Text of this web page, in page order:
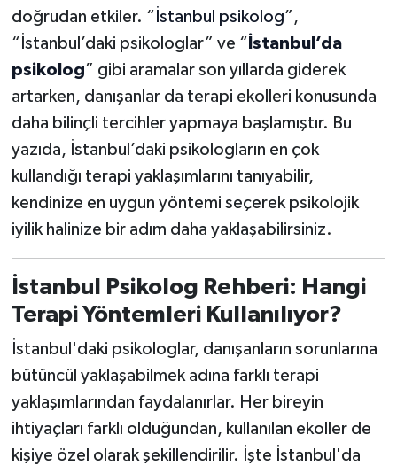
doğrudan etkiler. “ İstanbul psikolog”,
“İstanbul’daki psikologlar” ve “ İstanbul’da
psikolog” gibi aramalar son yıllarda giderek
artarken, danışanlar da terapi ekolleri konusunda
daha bilinçli tercihler yapmaya başlamıştır. Bu
yazıda, İstanbul’daki psikologların en çok
kullandığı terapi yaklaşımlarını tanıyabilir,
kendinize en uygun yöntemi seçerek psikolojik
iyilik halinize bir adım daha yaklaşabilirsiniz.
stanbul Psikolog Rehberi: Hangi
Terapi Yöntemleri Kullanı ıyor?
İstanbul'daki psikologlar, danışanların sorunlarına
bütüncül yaklaşabilmek adına farklı terapi
yaklaşımlarından faydalanırlar. Her bireyin
ihtiyaçları farklı olduğundan, kullanılan ekoller de
kişiye özel olarak şekillendirilir. İşte İstanbul'da